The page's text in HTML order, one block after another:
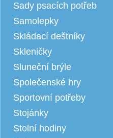
Sady psacích potřeb
Samolepky
Skládací deštníky
Skleničky
Sluneční brýle
Společenské hry
Sportovní potřeby
Stojánky
Stolní hodiny